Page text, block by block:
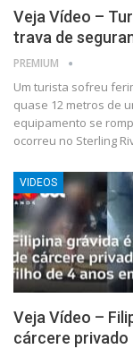
Veja Vídeo –
trava de
PREMIUM
Um turista sofreu
quase 12 metros de
equipamento se
ocorreu no Sterling
VIDEOS
Veja Vídeo –
cárcere privado